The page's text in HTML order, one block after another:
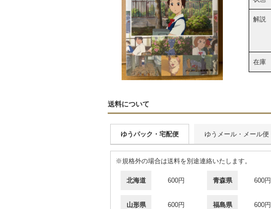
解説
在庫
送料について
ゆうパック・宅配便 ゆうメール・メール便
※規格外の場合は送料を別途連絡いたします。
北海道 600円 青森県 600円
山形県 600円 福島県 600円